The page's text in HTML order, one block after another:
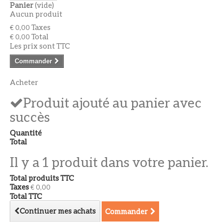
Panier(vide)
Aucun produit
€ 0,00 Taxes
€ 0,00 Total
Les prix sont TTC
Commander
Acheter
Produit ajouté au panier avec
succès
Quantité
Total
Il y a 1 produit dans votre panier.
Total produits TTC
Taxes€ 0,00
Total TTC
Continuer mes achats
Commander